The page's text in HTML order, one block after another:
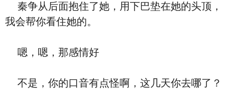
秦争从后面抱住了她，用下巴垫在她的头顶，
我会帮你看住她的。
嗯，嗯，那感情好
不是，你的口音有点怪啊，这几天你去哪了？